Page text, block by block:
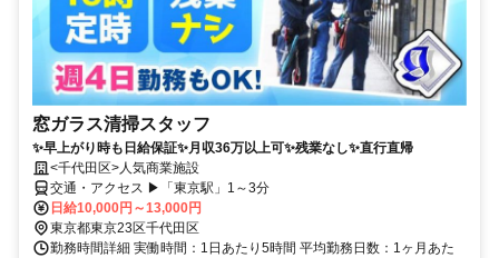
窓ガラス清掃スタッフ
✨早上がり時も日給保証✨月収36万以上可✨残業なし✨直行直帰
<千代田区>人気商業施設
交通・アクセス ▶「東京駅」1～3分
日給10,000円～13,000円
東京都東京23区千代田区
勤務時間詳細 実働時間：1日あたり5時間 平均勤務日数：1ヶ月あた